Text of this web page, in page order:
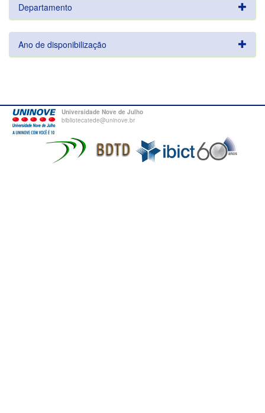
Departamento
Ano de disponibilização
Universidade Nove de Julho
bibliotecatede@uninove.br